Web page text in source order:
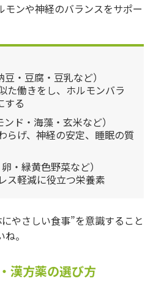
モンや神経のバランスをサポー
・豆腐・豆乳など）
働きをし、ホルモンバラ
する
ド・海藻・玄米など）
げ、神経の安定、睡眠の質
・緑黄色野菜など）
軽減に役立つ栄養素
やさしい食事”を意識すること
。
漢方薬の選び方